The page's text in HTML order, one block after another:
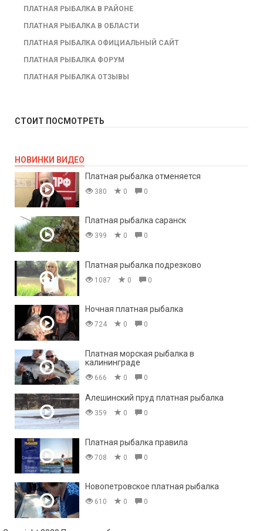
ПЛАТНАЯ РЫБАЛКА В РАЙОНЕ
ПЛАТНАЯ РЫБАЛКА В ОБЛАСТИ
ПЛАТНАЯ РЫБАЛКА ОФИЦИАЛЬНЫЙ САЙТ
ПЛАТНАЯ РЫБАЛКА ФОРУМ
ПЛАТНАЯ РЫБАЛКА ОТЗЫВЫ
СТОИТ ПОСМОТРЕТЬ
НОВИНКИ ВИДЕО
Платная рыбалка отменяется
380 0 0
Платная рыбалка саранск
399 0 0
Платная рыбалка подрезково
1087 0 0
Ночная платная рыбалка
724 0 0
Платная морская рыбалка в
калининграде
666 0 0
Алешинский пруд платная рыбалка
359 0 0
Платная рыбалка правила
708 0 0
Новопетровское платная рыбалка
610 0 0